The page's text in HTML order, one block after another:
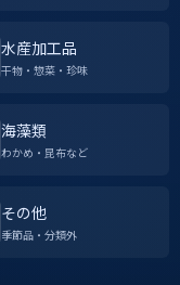
水産加工品
干物・惣菜・珍味
海藻類
わかめ・昆布など
その他
季節品・分類外